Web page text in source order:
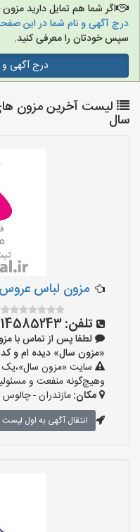
اگر شما هم تمایل دارید
درج آگهی و نام شما در این
سپس خودتان را معرفی کنید.
درج آگهی
لیست آخرین مزون
سال
مزون لباس عروس
تلفن:
لطفا پس از تماس با
«مزون سال» دیده ام و کد «مزون-151»
سایت «مزون
وهیچ‌گونه منفعت و
مکان:مازندران - چالوس
انتقال آگهی به اول لیست